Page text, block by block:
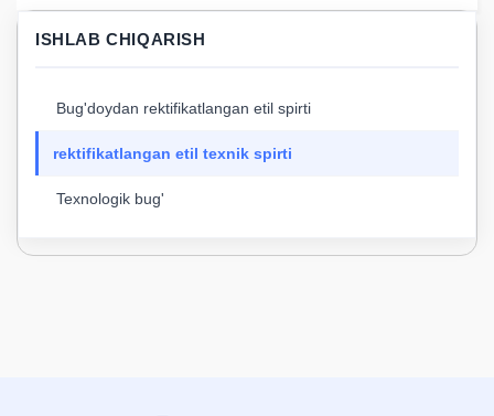
ISHLAB CHIQARISH
Bug'doydan rektifikatlangan etil spirti
rektifikatlangan etil texnik spirti
Texnologik bug'